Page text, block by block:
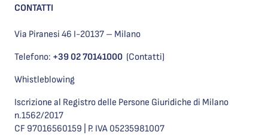
CONTATTI
Via Piranesi 46 I-20137 – Milano
Telefono: +39 02 70141000 (Contatti)
Whistleblowing
Iscrizione al Registro delle Persone Giuridiche di Milano
n.1562/2017
CF 97016560159 | P. IVA 05235981007